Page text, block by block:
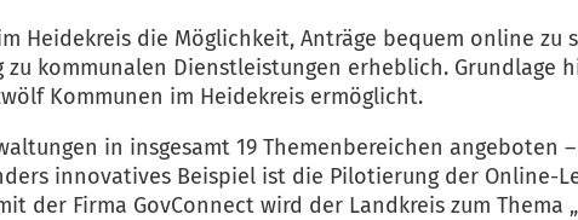
Heidekreis die Möglichkeit, Anträge bequem online zu
kommunalen Dienstleistungen erheblich. Grundlage
Kommunen im Heidekreis ermöglicht.
in insgesamt 19 Themenbereichen angeboten
innovatives Beispiel ist die Pilotierung der Online-
der Firma GovConnect wird der Landkreis zum Thema